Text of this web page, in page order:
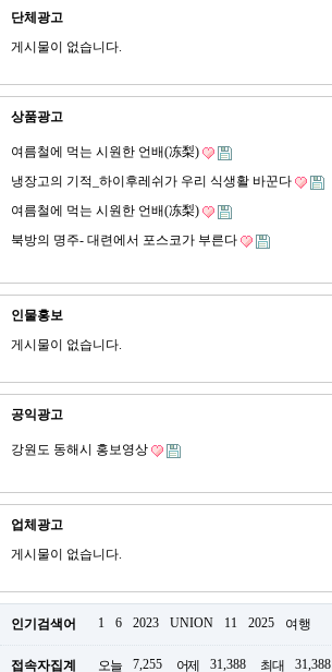
단체광고
게시물이 없습니다.
상품광고
여름철에 먹는 시원한 언배(冻梨)
냉장고의 기적_하이후레쉬가 우리 식생활 바꾼다
여름철에 먹는 시원한 언배(冻梨)
북방의 명주- 대련에서 포스코가 부른다
인물홍보
게시물이 없습니다.
공익광고
강원도 동해시 홍보영상
업체광고
게시물이 없습니다.
인기검색어 1 6 2023 UNION 11 2025 여행
접속자집계 오늘 7,255 어제 31,388 최대 31,388